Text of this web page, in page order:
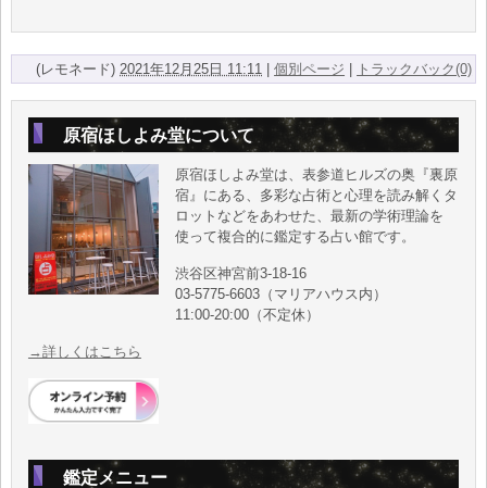
(レモネード) 2021年12月25日 11:11 |個別ページ トラックバック(0)
原宿ほしよみ堂について
原宿ほしよみ堂は、表参道ヒルズの奥『裏原
宿』にある、多彩な占術と心理を読み解くタ
ロットなどをあわせた、最新の学術理論を
使って複合的に鑑定する占い館です。
渋谷区神宮前3-18-16
03-5775-6603（マリアハウス内）
11:00-20:00（不定休）
→詳しくはこちら
鑑定メニュー